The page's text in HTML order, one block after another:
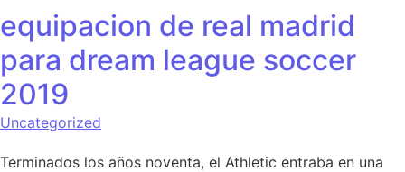
equipacion de real madrid
para dream league soccer
2019
Uncategorized
Terminados los años noventa, el Athletic entraba en una